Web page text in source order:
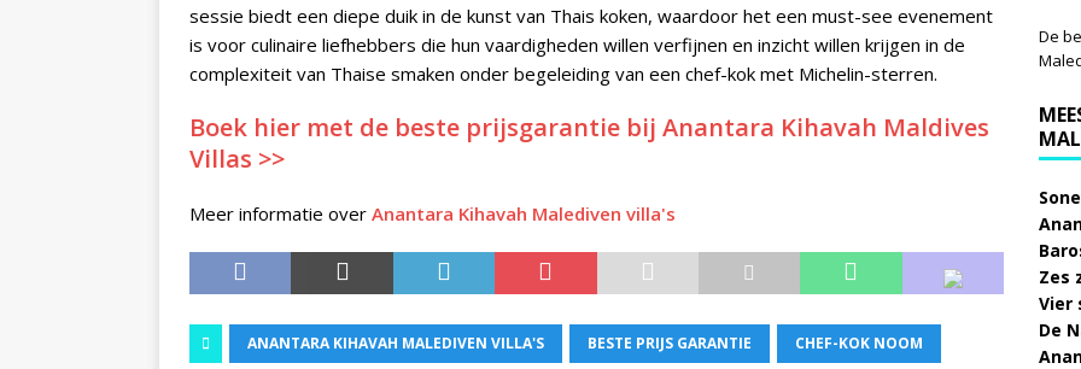
sessie biedt een diepe duik in de kunst van Thais koken, waardoor het een must-see evenement
is voor culinaire liefhebbers die hun vaardigheden willen verfijnen en inzicht willen krijgen in de
complexiteit van Thaise smaken onder begeleiding van een chef-kok met Michelin-sterren.
Boek hier met de beste prijsgarantie bij Anantara Kihavah Maldives
Villas >>
Meer informatie over Anantara Kihavah Malediven villa's
ANANTARA KIHAVAH MALEDIVEN VILLA'S BESTE PRIJS GARANTIE CHEF-KOK NOOM
De
Zes
Vier
De